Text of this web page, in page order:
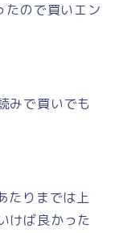
たので買いエン
みで買いでも
たりまでは上
けば良かった